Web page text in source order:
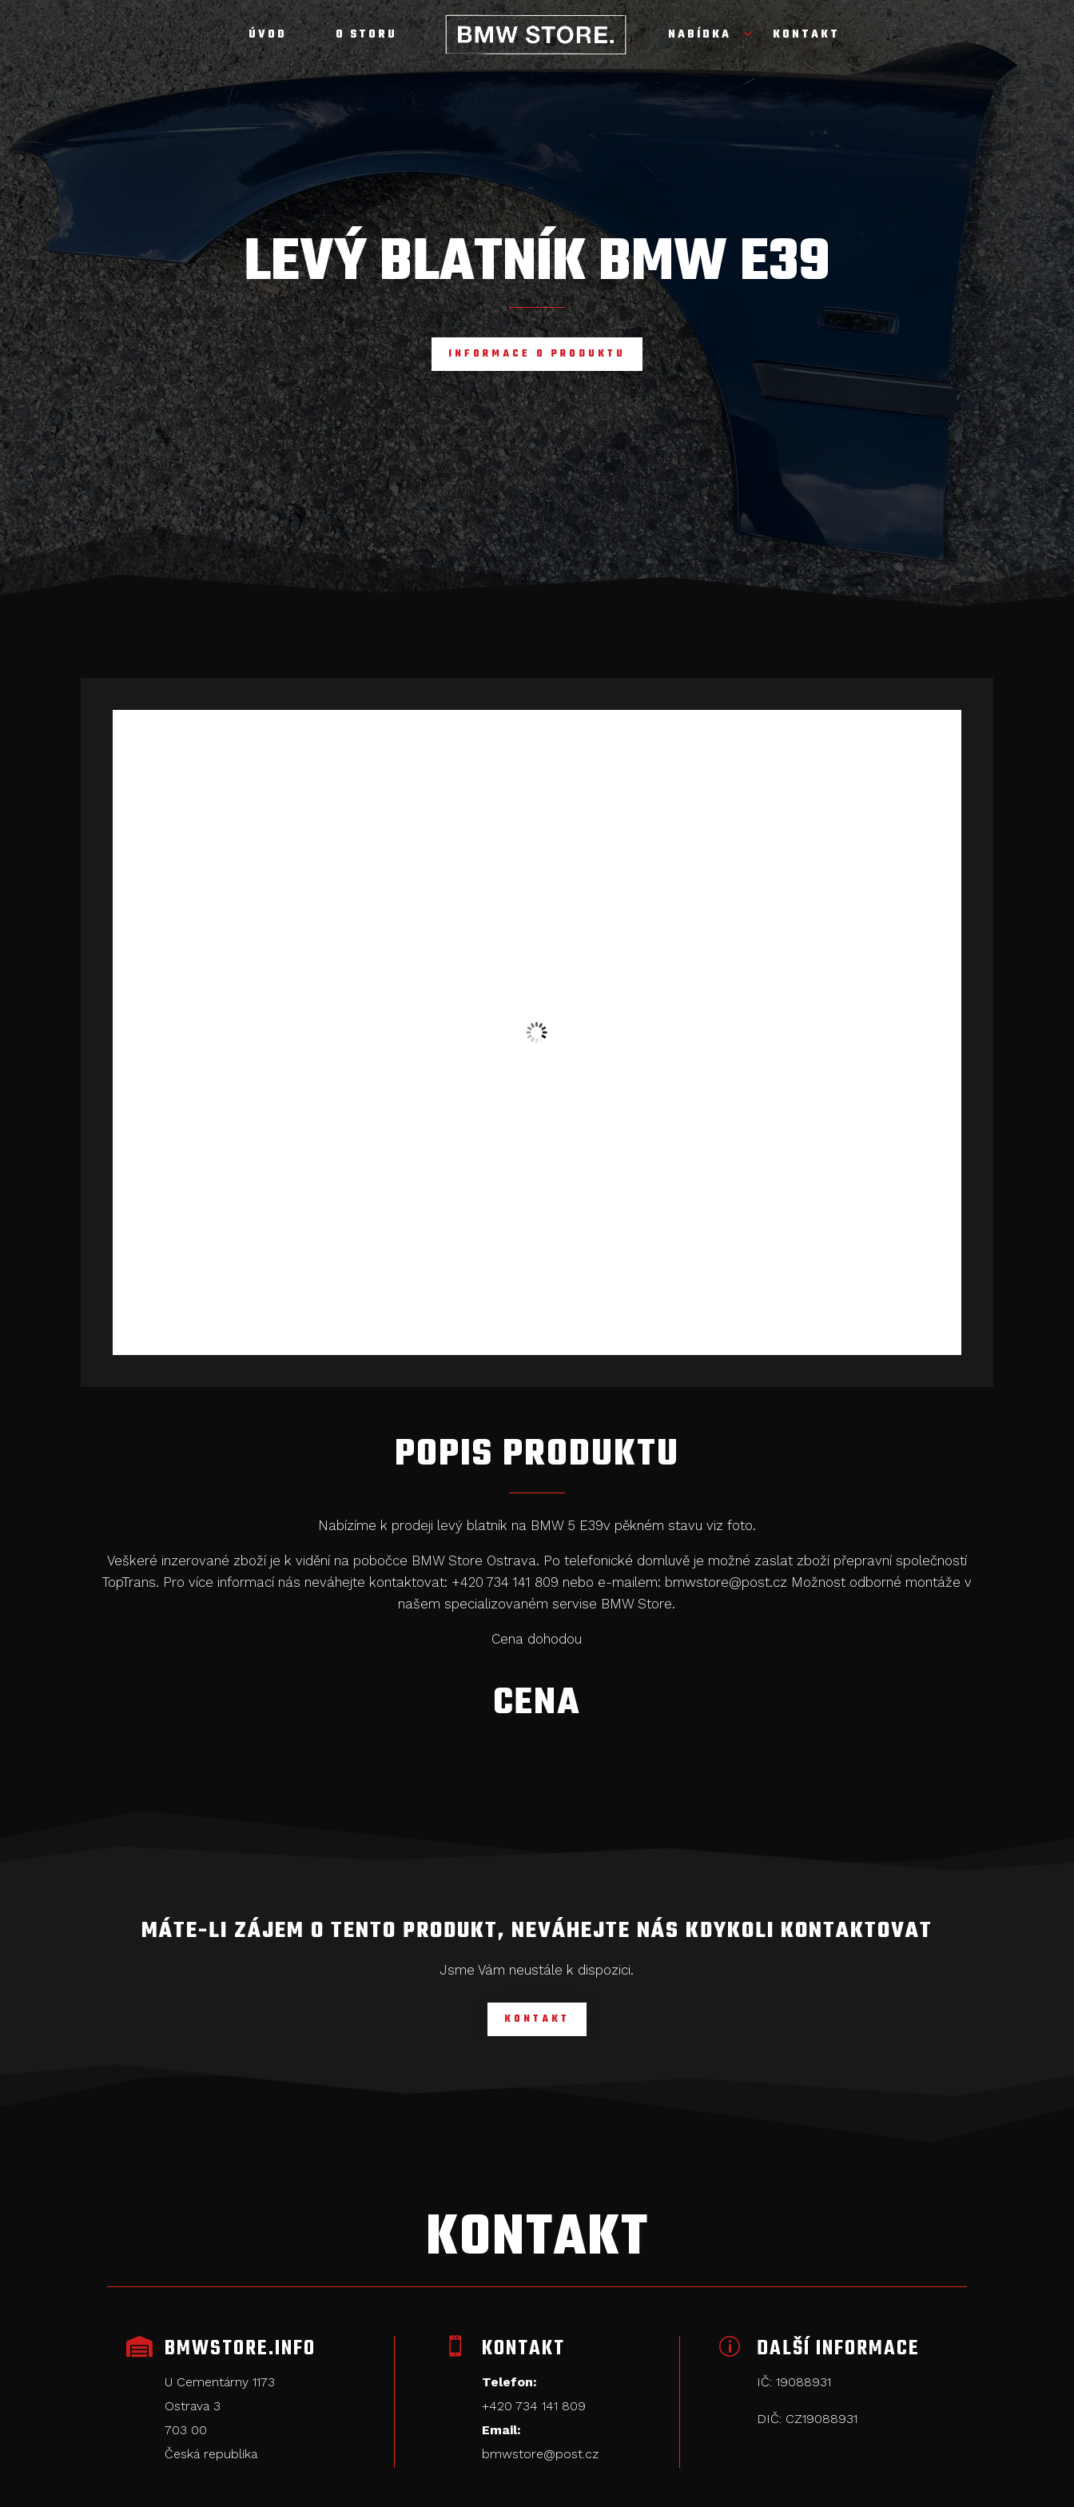
ÚVOD O STORU NABÍDKA KONTAKT
LEVÝ BLATNÍK BMW E39
INFORMACE O PRODUKTU
POPIS PRODUKTU
Nabízíme k prodeji levý blatník na BMW 5 E39v pěkném stavu viz foto.
Veškeré inzerované zboží je k vidění na pobočce BMW Store Ostrava. Po telefonické domluvě je možné zaslat zboží přepravní společností
TopTrans. Pro více informací nás neváhejte kontaktovat: +420 734 141 809 nebo e-mailem: bmwstore@post.cz Možnost odborné montáže v
našem specializovaném servise BMW Store.
Cena dohodou
CENA
MÁTE-LI ZÁJEM O TENTO PRODUKT, NEVÁHEJTE NÁS KDYKOLI KONTAKTOVAT
Jsme Vám neustále k dispozici.
KONTAKT
KONTAKT
 BMWSTORE.INFO
U Cementárny 1173
Ostrava 3
703 00
Česká republika
 KONTAKT
Telefon:
+420 734 141 809
Email:
bmwstore@post.cz
p DALŠÍ INFORMACE
IČ: 19088931
DIČ: CZ19088931